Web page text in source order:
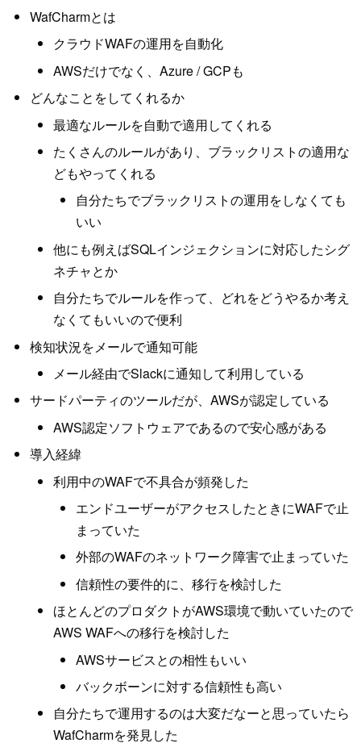
WafCharmとは
クラウドWAFの運用を自動化
AWSだけでなく、Azure / GCPも
どんなことをしてくれるか
最適なルールを自動で適用してくれる
たくさんのルールがあり、ブラックリストの適用な
どもやってくれる
自分たちでブラックリストの運用をしなくても
いい
他にも例えばSQLインジェクションに対応したシグ
ネチャとか
自分たちでルールを作って、どれをどうやるか考え
なくてもいいので便利
検知状況をメールで通知可能
メール経由でSlackに通知して利用している
サードパーティのツールだが、AWSが認定している
AWS認定ソフトウェアであるので安心感がある
導入経緯
利用中のWAFで不具合が頻発した
エンドユーザーがアクセスしたときにWAFで止
まっていた
外部のWAFのネットワーク障害で止まっていた
信頼性の要件的に、移行を検討した
ほとんどのプロダクトがAWS環境で動いていたので
AWS WAFへの移行を検討した
AWSサービスとの相性もいい
バックボーンに対する信頼性も高い
自分たちで運用するのは大変だなーと思っていたら
WafCharmを発見した